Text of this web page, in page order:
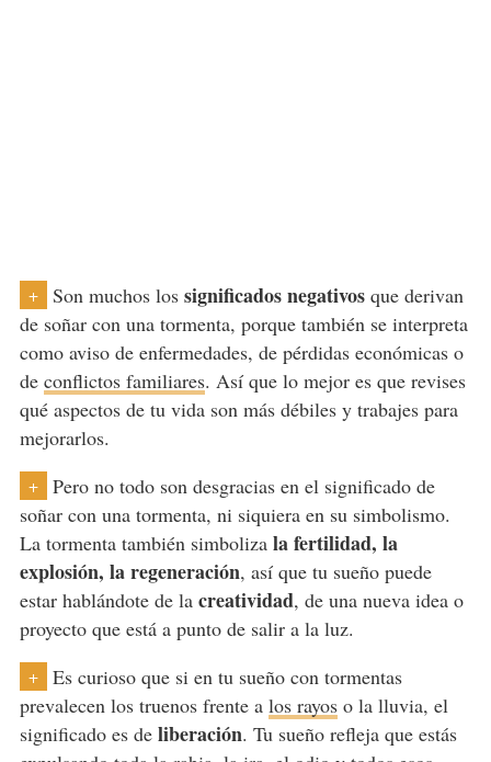
+ Son muchos los significados negativosque derivan
de soñar con una tormenta, porque también se interpreta
como aviso de enfermedades, de pérdidas económicas o
de conflictos familiares. Así que lo mejor es que revises
qué aspectos de tu vida son más débiles y trabajes para
mejorarlos.
+ Pero no todo son desgraciasen el significado de
soñar con una tormenta, ni siquiera en su simbolismo.
La tormenta también simboliza la fertilidad, la
explosión, la regeneración, así que tu sueño puede
estar hablándote de lacreatividad, de una nueva idea o
proyecto que está a punto de salir a la luz.
+
Es curioso que si en tu sueño con tormentas
prevalecen los truenos frente a los rayoso la lluvia, el
significado es deliberación. Tu sueño refleja que estás